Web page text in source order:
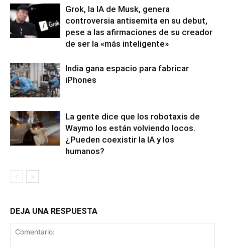
Grok, la IA de Musk, genera
controversia antisemita en su debut,
pese a las afirmaciones de su creador
de ser la «más inteligente»
India gana espacio para fabricar
iPhones
La gente dice que los robotaxis de
Waymo los están volviendo locos.
¿Pueden coexistir la IA y los
humanos?
DEJA UNA RESPUESTA